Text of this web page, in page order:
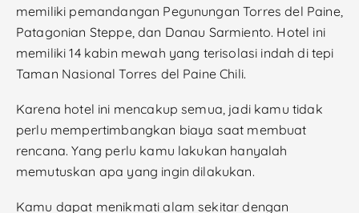
memiliki pemandangan Pegunungan Torres del Paine,
Patagonian Steppe, dan Danau Sarmiento. Hotel ini
memiliki 14 kabin mewah yang terisolasi indah di tepi
Taman Nasional Torres del Paine Chili.
Karena hotel ini mencakup semua, jadi kamu tidak
perlu mempertimbangkan biaya saat membuat
rencana. Yang perlu kamu lakukan hanyalah
memutuskan apa yang ingin dilakukan.
Kamu dapat menikmati alam sekitar dengan